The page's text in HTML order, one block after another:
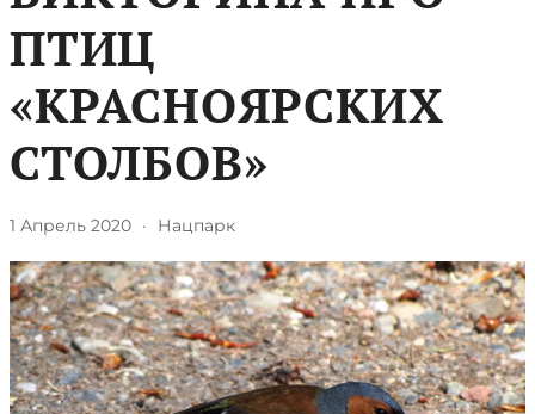
ПТИЦ
«КРАСНОЯРСКИХ
СТОЛБОВ»
1 Апрель 2020 · Нацпарк